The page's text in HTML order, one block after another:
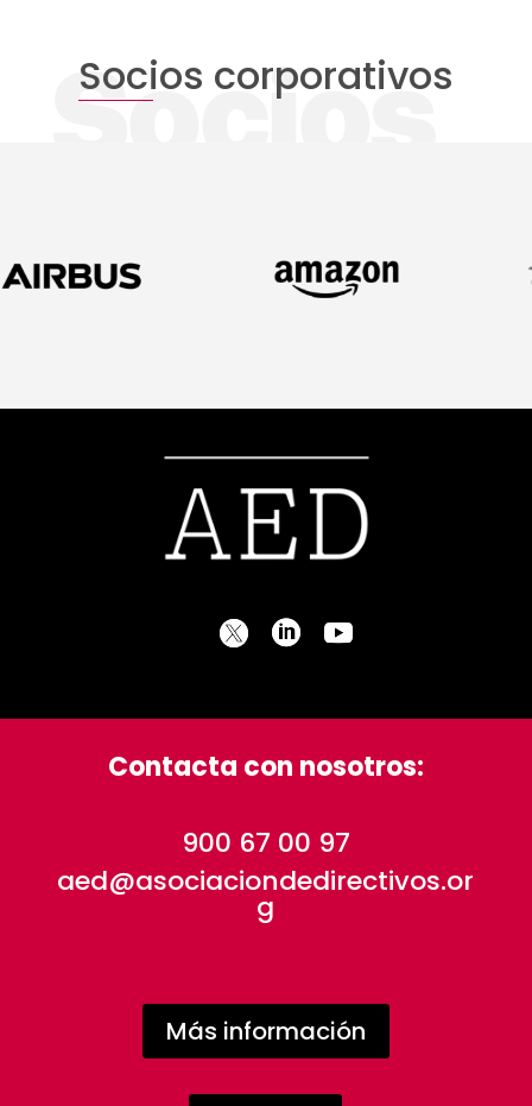
Socios corporativos
Contacta con nosotros:
900 67 00 97
aed@asociaciondedirectivos.or
g
Más información